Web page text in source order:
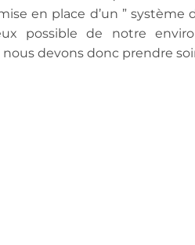
en place d’un ” système
possible de notre
devons donc prendre